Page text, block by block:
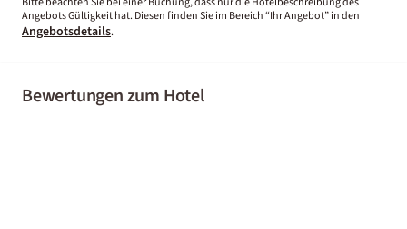
Angebots Gültigkeit hat. Diesen finden Sie im Bereich “Ihr Angebot” in den
Angebotsdetails.
Bewertungen zum Hotel